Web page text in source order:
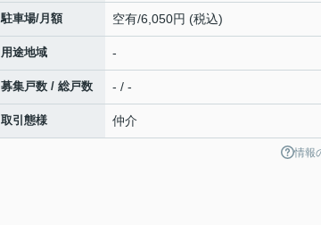
駐車場/月額 空有/6,050円 (税込)
用途地域 -
募集戸数 / 総戸数 - / -
取引態様 仲介
情報